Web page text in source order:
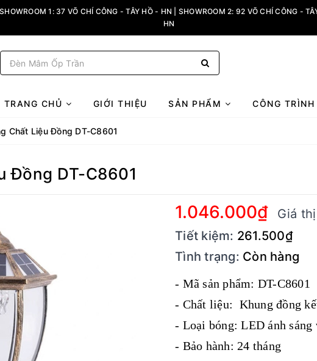
SHOWROOM 1: 37 VÕ CHÍ CÔNG - TÂY HỒ - HN | SHOWROOM 2: 92 VÕ CHÍ CÔNG -
HN
TRANG CHỦ GIỚI THIỆU SẢN PHẨM CÔNG TRÌNH
Chất Liệu Đồng DT-C8601
Đồng DT-C8601
1.046.000₫ Giá
Tiết kiệm: 261.500₫
Tình trạng: Còn hàng
- Mã sản phẩm: DT-C8601
- Chất liệu: Khung đồng
- Loại bóng: LED ánh sáng
- Bảo hành: 24 tháng